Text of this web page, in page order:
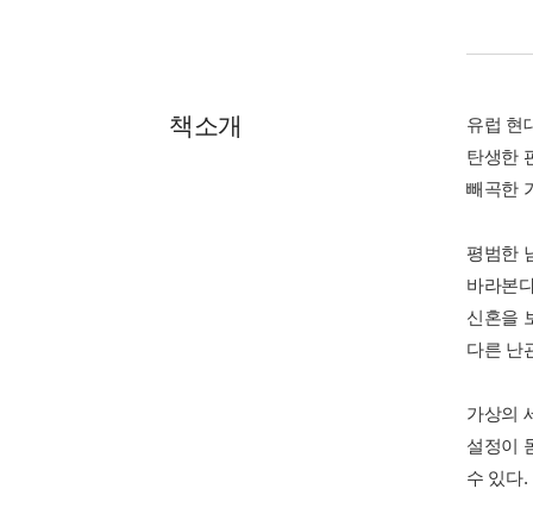
책소개
유럽 현
탄생한
빼곡한
평범한
바라본
신혼을
다른 난
가상의
설정이
수 있다.